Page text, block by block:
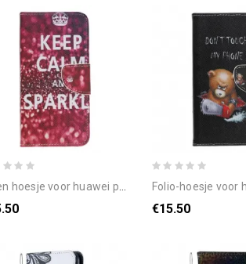
voor huawei p smart s blijf kalm en schitter folio-hoesje voor huawei p smart
€15.50